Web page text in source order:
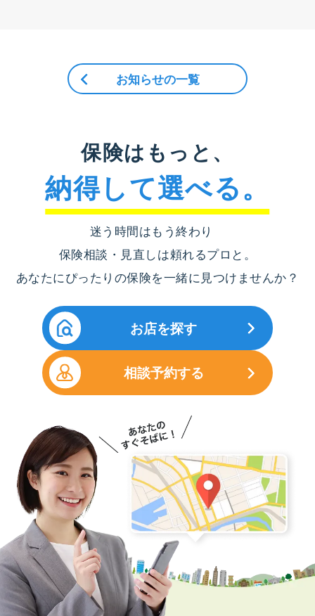
お知らせの一覧
保険はもっと、
納得して選べる。
迷う時間はもう終わり
保険相談・見直しは頼れるプロと。
あなたにぴったりの保険を一緒に見つけませんか？
お店を探す
相談予約する